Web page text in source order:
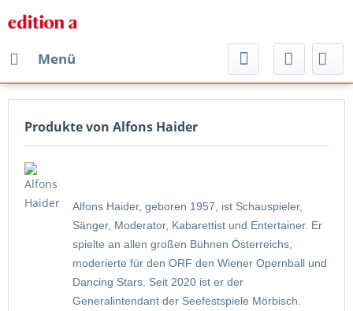
Menü
Produkte von Alfons Haider
Alfons Haider, geboren 1957, ist Schauspieler,
Sänger, Moderator, Kabarettist und Entertainer. Er
spielte an allen großen Bühnen Österreichs,
moderierte für den ORF den Wiener Opernball und
Dancing Stars. Seit 2020 ist er der
Generalintendant der Seefestspiele Mörbisch.